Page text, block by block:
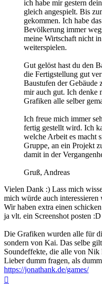
ich habe mir gestern
gleich angespielt. Bis
gekommen. Ich habe
Bevölkerung immer
meine Wirtschaft nicht
weiterspielen.
Gut gelöst hast du den
die Fertigstellung gut
Baustufen der
mir auch gut. Ich denke
Grafiken alle selber
Ich freue mich immer
fertig gestellt wird. Ich
welche Arbeit es macht
Gruppe, an ein Projekt
damit in der
Gruß, Andreas
Vielen Dank :) Lass mich
mich würde auch
Wir haben extra einen
ja vlt. ein Screenshot posten :D
Die Grafiken wurden alle für
sondern von Kai. Das selbe
Soundeffekte, die alle von Nik
Lieber dumm fragen, als
https://jonathank.de/games/